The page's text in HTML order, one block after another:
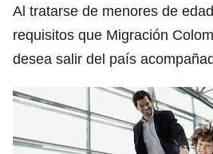
Al tratarse de menores de
requisitos que Migración
desea salir del país